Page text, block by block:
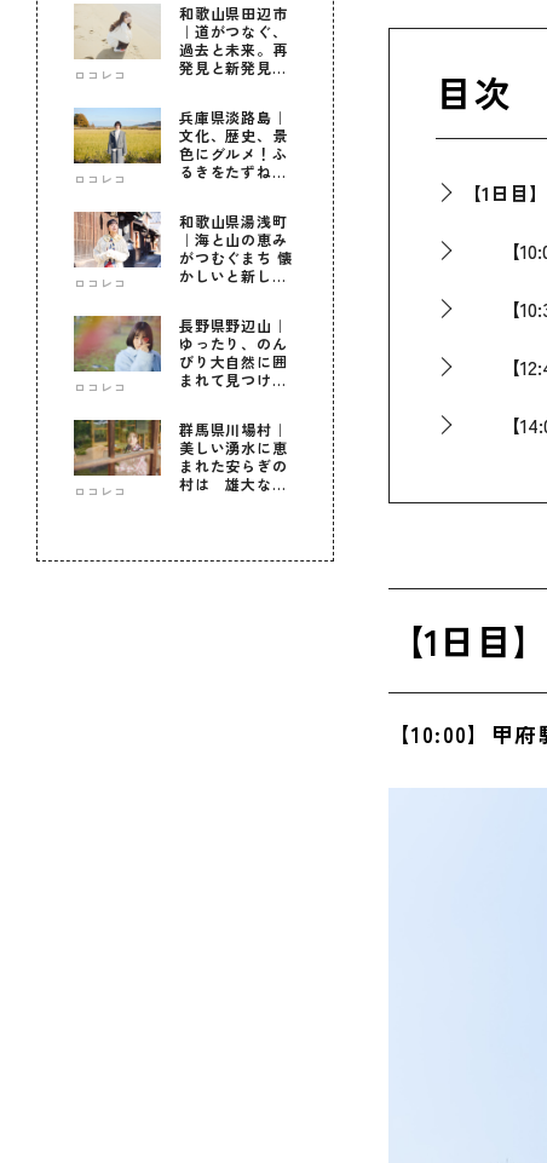
ロコレコ
和歌山県田辺市
｜道がつなぐ、
過去と未来。再
発見と新発見の
ロコレコ
兵庫県淡路島｜
文化、歴史、景
色にグルメ！ふ
るきをたずねて
ロコレコ
和歌山県湯浅町
｜海と山の恵み
がつむぐまち 懐
かしいと新しい
ロコレコ
長野県野辺山｜
ゆったり、のん
びり大自然に囲
まれて見つけ
ロコレコ
群馬県川場村｜
美しい湧水に恵
まれた安らぎの
村は 雄大な自
目次
【1日目
【
【
【
【
【19:00
【20:30
【1日目
【10:00】甲